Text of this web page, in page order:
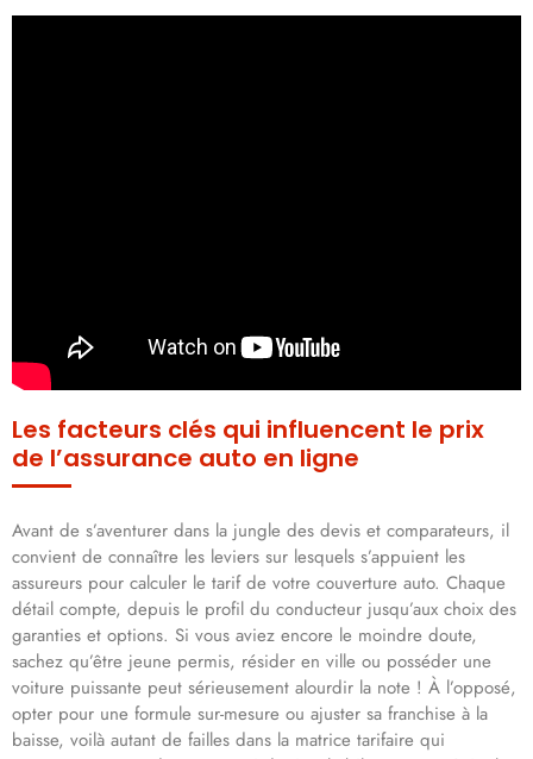
Les facteurs clés qui influencent le prix
de l’assurance auto en ligne
Avant de s’aventurer dans la jungle des devis et comparateurs, il
convient de connaître les leviers sur lesquels s’appuient les
assureurs pour calculer le tarif de votre couverture auto. Chaque
détail compte, depuis le profil du conducteur jusqu’aux choix des
garanties et options. Si vous aviez encore le moindre doute,
sachez qu’être jeune permis, résider en ville ou posséder une
voiture puissante peut sérieusement alourdir la note ! À l’opposé,
opter pour une formule sur-mesure ou ajuster sa franchise à la
baisse, voilà autant de failles dans la matrice tarifaire qui